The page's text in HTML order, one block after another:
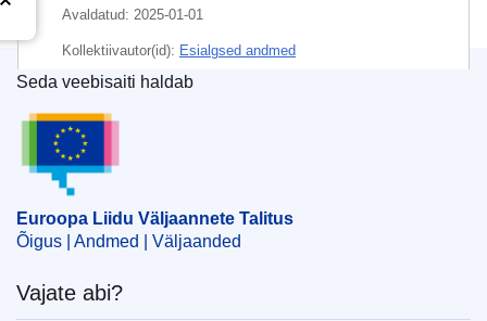
Avaldatud: 2025-01-01
Kollektiivautor(id): Esialgsed andmed
Euroopa Liidu Väljaannete Talitus
Seda veebisaiti haldab
Euroopa Liidu Väljaannete Talitus
Õigus | Andmed | Väljaanded
Vajate abi?